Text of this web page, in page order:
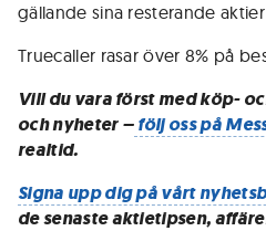
gällande sina resterande
Truecaller rasar över 8% på
Vill du vara först med köp-
och nyheter –följ oss på
realtid.
Signa upp dig på vårt
de senaste aktietipsen,